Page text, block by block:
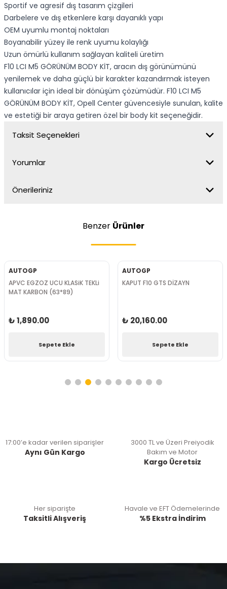
Sportif ve agresif dış tasarım çizgileri
Darbelere ve dış etkenlere karşı dayanıklı yapı
OEM uyumlu montaj noktaları
Boyanabilir yüzey ile renk uyumu kolaylığı
Uzun ömürlü kullanım sağlayan kaliteli üretim
F10 LCI M5 GÖRÜNÜM BODY KİT, aracın dış görünümünü
yenilemek ve daha güçlü bir karakter kazandırmak isteyen
kullanıcılar için ideal bir dönüşüm çözümüdür. F10 LCI M5
GÖRÜNÜM BODY KİT, Opell Center güvencesiyle sunulan, kalite
ve estetiği bir araya getiren özel bir body kit seçeneğidir.
Taksit Seçenekleri
Yorumlar
Önerileriniz
Benzer Ürünler
AUTOGP
APVC EGZOZ UCU KLASiK TEKLi
MAT KARBON (63*89)
₺ 1,890.00
Sepete Ekle
AUTOGP
KAPUT F10 GTS DİZAYN
₺ 20,160.00
Sepete Ekle
17:00’e kadar verilen siparişler
Aynı Gün Kargo
3000 TL ve Üzeri Preiyodik
Bakım ve Motor
Kargo Ücretsiz
Her siparişte
Taksitli Alışveriş
Havale ve EFT Ödemelerinde
%5 Ekstra İndirim